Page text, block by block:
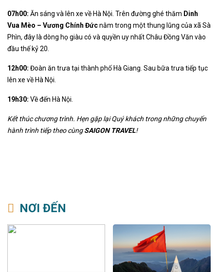
07h00: Ăn sáng và lên xe về Hà Nội. Trên đường ghé thăm Dinh
Vua Mèo – Vương Chính Đứcnằm trong một thung lũng của xã Sà
Phìn, đây là dòng họ giàu có và quyền uy nhất Châu Đồng Văn vào
đầu thế kỷ 20.
12h00: Đoàn ăn trưa tại thành phố Hà Giang. Sau bữa trưa tiếp tục
lên xe về Hà Nội.
19h30: Về đến Hà Nội.
Kết thúc chương trình. Hẹn gặp lại Quý khách trong những chuyến
hành trình tiếp theo cùngSAIGON TRAVEL!
NƠI ĐẾN